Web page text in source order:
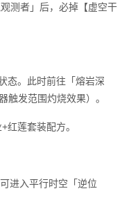
测者」后，必掉【虚空干
态。此时前往「熔岩深
触发范围灼烧效果）。
莲套装配方。
进入平行时空「逆位